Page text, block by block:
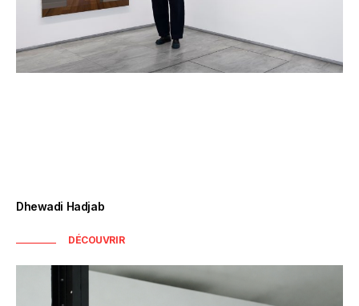
Dhewadi Hadjab
DÉCOUVRIR